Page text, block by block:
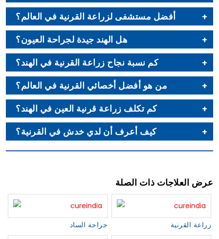
أفضل مستشفى لزراعة القرنية في العالم؟
هل الهند جيدة لجراحة العيون؟
كم نسبة نجاح زراعة القرنية في الهند؟
من هو أفضل أخصائي القرنية في العالم؟
كم تكلف زراعة قرنية العين في الهند؟
كيف أعرف أن لدي خدش في القرنية؟
عرض العلاجات ذات الصلة
جراحة الساد زراعة القرنية